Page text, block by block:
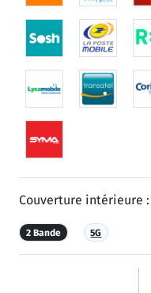
Couverture intérieure :
2 Bande 5G